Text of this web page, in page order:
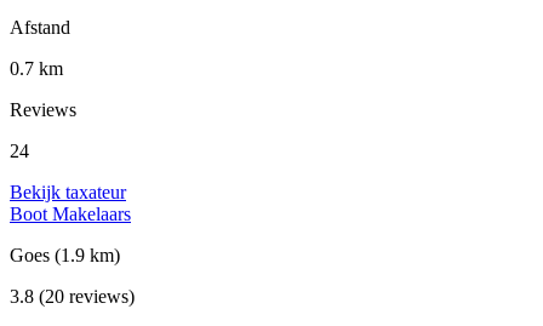
Afstand
0.7 km
Reviews
24
Bekijk taxateur
Boot Makelaars
Goes (1.9 km)
3.8 (20 reviews)